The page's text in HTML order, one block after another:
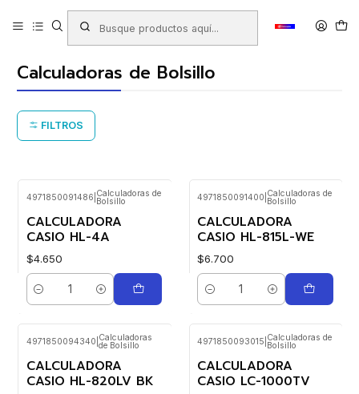
Productos ARTÍCULOS ELECTRÓNICOS Calculadoras
Calculadoras de Bolsillo
Calculadoras de Bolsillo
FILTROS
4971850091486 Calculadoras de
Bolsillo
CALCULADORA
CASIO HL-4A
$4.650
Cantidad
4971850091400 Calculadoras de
Bolsillo
CALCULADORA
CASIO HL-815L-WE
$6.700
Cantidad
4971850094340 Calculadoras
de Bolsillo
CALCULADORA
CASIO HL-820LV BK
4971850093015 Calculadoras de
Bolsillo
CALCULADORA
CASIO LC-1000TV